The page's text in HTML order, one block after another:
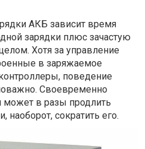
АКБ зависит время
зарядки плюс зачастую
Хотя за управление
в заряжаемое
поведение
Своевременно
может в разы продлить
наоборот, сократить его.